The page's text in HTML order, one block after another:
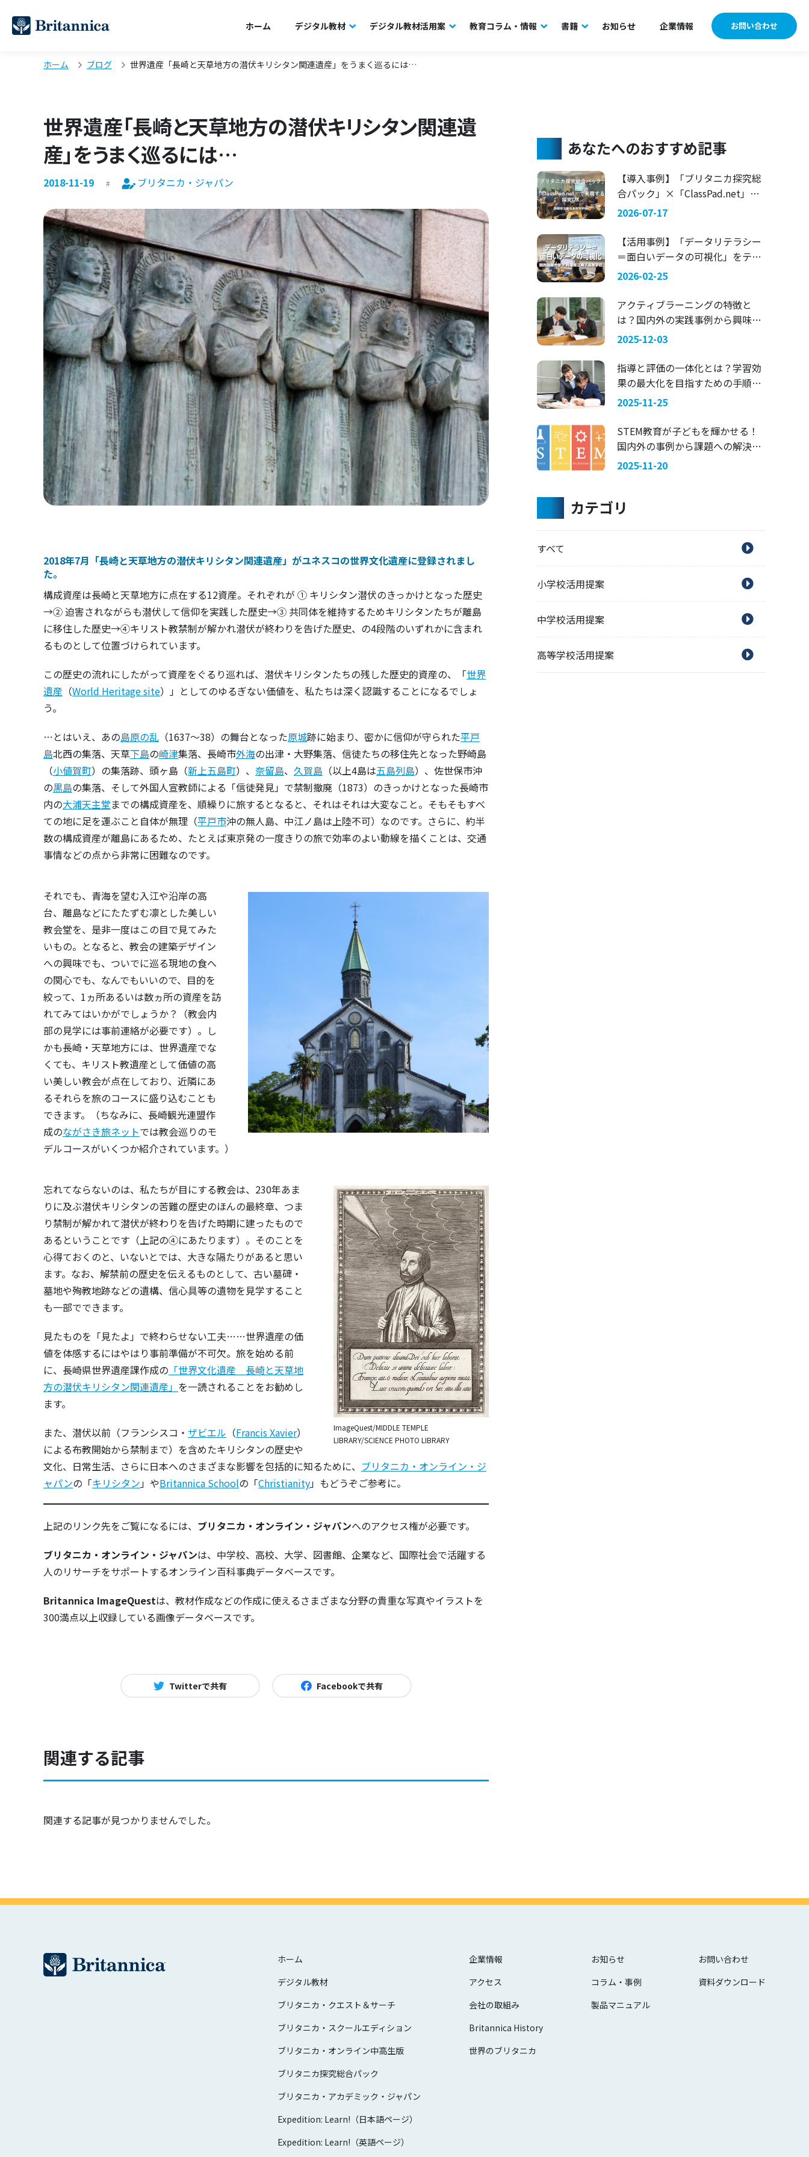
ホーム デジタル教材 デジタル教材活用案 教育コラム・情報 書籍 お知らせ 企業情報 お問い合わせ
ホーム ブログ 世界遺産「長崎と天草地方の潜伏キリシタン関連遺産」をうまく巡るには…
世界遺産「長崎と天草地方の潜伏キリシタン関連遺
産」をうまく巡るには…
2018-11-19 ブリタニカ・ジャパン
2018年7月「長崎と天草地方の潜伏キリシタン関連遺産」がユネスコの世界文化遺産に登録されまし
た。
構成資産は長崎と天草地方に点在する12資産。それぞれが ① キリシタン潜伏のきっかけとなった歴史
→② 迫害されながらも潜伏して信仰を実践した歴史→③ 共同体を維持するためキリシタンたちが離島
に移住した歴史→④キリスト教禁制が解かれ潜伏が終わりを告げた歴史、の4段階のいずれかに含まれ
るものとして位置づけられています。
この歴史の流れにしたがって資産をぐるり巡れば、潜伏キリシタンたちの残した歴史的資産の、「世界
遺産 （World Heritage site）」としてのゆるぎない価値を、私たちは深く認識することになるでしょ
う。
…とはいえ、あの島原の乱 （1637～38）の舞台となった原城跡に始まり、密かに信仰が守られた平戸
島北西の集落、天草下島の崎津集落、長崎市外海の出津・大野集落、信徒たちの移住先となった野崎島
（小値賀町）の集落跡、頭ヶ島（新上五島町）、 奈留島、 久賀島 （以上4島は五島列島）、佐世保市沖
の黒島の集落、そして外国人宣教師による「信徒発見」で禁制撤廃（1873）のきっかけとなった長崎市
内の大浦天主堂までの構成資産を、順繰りに旅するとなると、それはそれは大変なこと。そもそもすべ
ての地に足を運ぶこと自体が無理（平戸市沖の無人島、中江ノ島は上陸不可）なのです。さらに、約半
数の構成資産が離島にあるため、たとえば東京発の一度きりの旅で効率のよい動線を描くことは、交通
事情などの点から非常に困難なのです。
それでも、青海を望む入江や沿岸の高
台、離島などにたたずむ凛とした美しい
教会堂を、是非一度はこの目で見てみた
いもの。となると、教会の建築デザイン
への興味でも、ついでに巡る現地の食へ
の関心でも、なんでもいいので、目的を
絞って、1ヵ所あるいは数ヵ所の資産を訪
れてみてはいかがでしょうか？（教会内
部の見学には事前連絡が必要です）。し
かも長崎・天草地方には、世界遺産でな
くても、キリスト教遺産として価値の高
い美しい教会が点在しており、近隣にあ
るそれらを旅のコースに盛り込むことも
できます。（ちなみに、長崎観光連盟作
成のながさき旅ネットでは教会巡りのモ
デルコースがいくつか紹介されています。）
ImageQuest/MIDDLE TEMPLE
LIBRARY/SCIENCE PHOTO LIBRARY
忘れてならないのは、私たちが目にする教会は、230年あま
りに及ぶ潜伏キリシタンの苦難の歴史のほんの最終章、つま
り禁制が解かれて潜伏が終わりを告げた時期に建ったもので
あるということです（上記の④にあたります）。そのことを
心得ておくのと、いないとでは、大きな隔たりがあると思い
ます。なお、解禁前の歴史を伝えるものとして、古い墓碑・
墓地や殉教地跡などの遺構、信心具等の遺物を見学すること
も一部でできます。
見たものを「見たよ」で終わらせない工夫……世界遺産の価
値を体感するにはやはり事前準備が不可欠。旅を始める前
に、長崎県世界遺産課作成の 「世界文化遺産 長崎と天草地
方の潜伏キリシタン関連遺産」 を一読されることをお勧めし
ます。
また、潜伏以前（フランシスコ・ ザビエル （Francis Xavier）
による布教開始から禁制まで）を含めたキリシタンの歴史や
文化、日常生活、さらに日本へのさまざまな影響を包括的に知るために、 ブリタニカ・オンライン・ジ
ャパンの「キリシタン」やBritannica Schoolの「Christianity」もどうぞご参考に。
上記のリンク先をご覧になるには、 ブリタニカ・オンライン・ジャパンへのアクセス権が必要です。
ブリタニカ・オンライン・ジャパンは、中学校、高校、大学、図書館、企業など、国際社会で活躍する
人のリサーチをサポートするオンライン百科事典データベースです。
Britannica ImageQuestは、教材作成などの作成に使えるさまざまな分野の貴重な写真やイラストを
300満点以上収録している画像データベースです。
Twitterで共有 Facebookで共有
関連する記事
関連する記事が見つかりませんでした。
あなたへのおすすめ記事
【導入事例】「ブリタニカ探究総
合パック」×「ClassPad.net」で
実現する探究DX 〜静岡県立藤枝
2026-07-17
【活用事例】「データリテラシー
＝面白いデータの可視化」をテー
マにした探究学習 —— 関西国際大
2026-02-25
アクティブラーニングの特徴と
は？国内外の実践事例から興味を
引く指導法を考える
2025-12-03
指導と評価の一体化とは？学習効
果の最大化を目指すための手順を
ご紹介
2025-11-25
STEM教育が子どもを輝かせる！
国内外の事例から課題への解決策
を考える
2025-11-20
カテゴリ
すべて
小学校活用提案
中学校活用提案
高等学校活用提案
ホーム
デジタル教材
ブリタニカ・クエスト＆サーチ
ブリタニカ・スクールエディション
ブリタニカ・オンライン中高生版
ブリタニカ探究総合パック
ブリタニカ・アカデミック・ジャパン
Expedition: Learn!（日本語ページ）
Expedition: Learn!（英語ページ）
企業情報
アクセス
会社の取組み
Britannica History
世界のブリタニカ
お知らせ
コラム・事例
製品マニュアル
お問い合わせ
資料ダウンロード